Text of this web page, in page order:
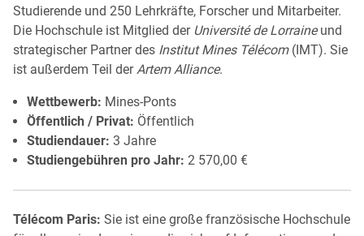
Studierende und 250 Lehrkräfte, Forscher und Mitarbeiter.
Die Hochschule ist Mitglied der Université de Lorraineund
strategischer Partner des Institut Mines Télécom(IMT). Sie
ist außerdem Teil der Artem Alliance.
Wettbewerb: Mines-Ponts
Öffentlich / Privat: Öffentlich
Studiendauer: 3 Jahre
Studiengebühren pro Jahr: 2 570,00 €
Télécom Paris: Sie ist eine große französische Hochschule